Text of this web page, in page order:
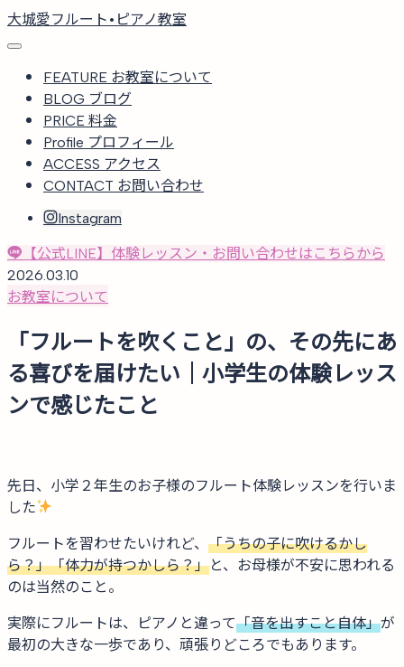
大城愛フルート•ピアノ教室
FEATURE お教室について
BLOG ブログ
PRICE 料金
Profile プロフィール
ACCESS アクセス
CONTACT お問い合わせ
Instagram
【公式LINE】体験レッスン・お問い合わせはこちらから
2026.03.10
お教室について
「フルートを吹くこと」の、その先にあ
る喜びを届けたい｜小学生の体験レッス
ンで感じたこと
先日、小学２年生のお子様のフルート体験レッスンを行いま
した
フルートを習わせたいけれど、 「うちの子に吹けるかし
ら？」「体力が持つかしら？」と、お母様が不安に思われる
のは当然のこと。
実際にフルートは、ピアノと違って「音を出すこと自体」が
最初の大きな一歩であり、頑張りどころでもあります。